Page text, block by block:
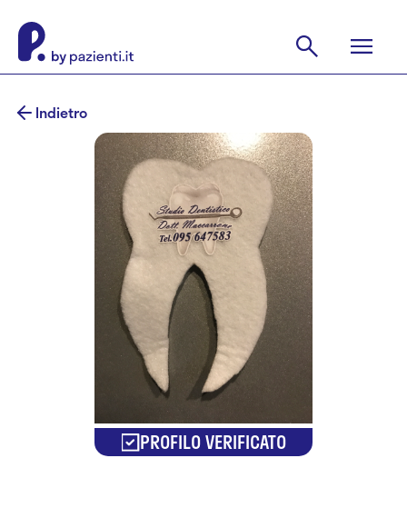
Indietro
PROFILO VERIFICATO